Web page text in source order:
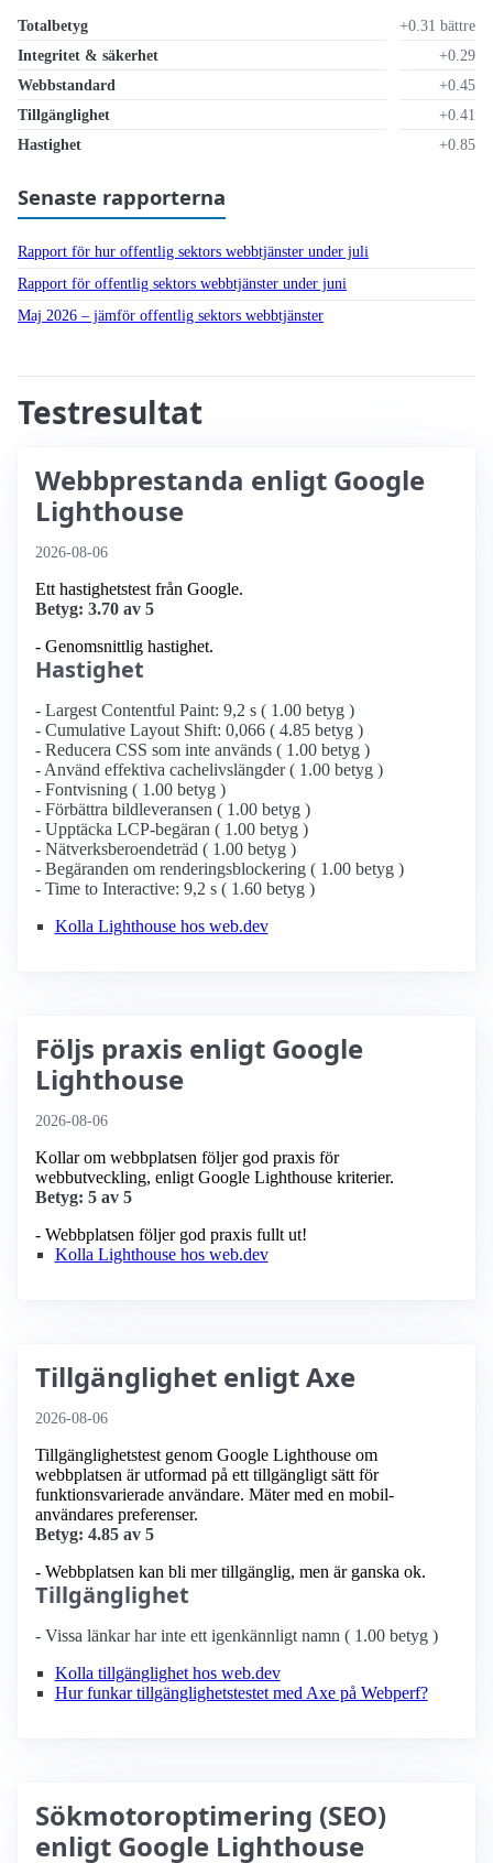
Totalbetyg
+0.31 bättre
Integritet & säkerhet
+0.29
Webbstandard
+0.45
Tillgänglighet
+0.41
Hastighet
+0.85
Senaste rapporterna
Rapport för hur offentlig sektors webbtjänster under juli
Rapport för offentlig sektors webbtjänster under juni
Maj 2026 – jämför offentlig sektors webbtjänster
Testresultat
Webbprestanda enligt Google
Lighthouse
2026-08-06
Ett hastighetstest från Google.
Betyg: 3.70 av 5
- Genomsnittlig hastighet.
Hastighet
- Largest Contentful Paint: 9,2 s ( 1.00 betyg )
- Cumulative Layout Shift: 0,066 ( 4.85 betyg )
- Reducera CSS som inte används ( 1.00 betyg )
- Använd effektiva cachelivslängder ( 1.00 betyg )
- Fontvisning ( 1.00 betyg )
- Förbättra bildleveransen ( 1.00 betyg )
- Upptäcka LCP-begäran ( 1.00 betyg )
- Nätverksberoendeträd ( 1.00 betyg )
- Begäranden om renderingsblockering ( 1.00 betyg )
- Time to Interactive: 9,2 s ( 1.60 betyg )
Kolla Lighthouse hos web.dev
Följs praxis enligt Google
Lighthouse
2026-08-06
Kollar om webbplatsen följer god praxis för
webbutveckling, enligt Google Lighthouse kriterier.
Betyg: 5 av 5
- Webbplatsen följer god praxis fullt ut!
Kolla Lighthouse hos web.dev
Tillgänglighet enligt Axe
2026-08-06
Tillgänglighetstest genom Google Lighthouse om
webbplatsen är utformad på ett tillgängligt sätt för
funktionsvarierade användare. Mäter med en mobil­
användares preferenser.
Betyg: 4.85 av 5
- Webbplatsen kan bli mer tillgänglig, men är ganska ok.
Tillgänglighet
- Vissa länkar har inte ett igenkännligt namn ( 1.00 betyg )
Kolla tillgänglighet hos web.dev
Hur funkar tillgänglighetstestet med Axe på Webperf?
Sökmotoroptimering (SEO)
enligt Google Lighthouse